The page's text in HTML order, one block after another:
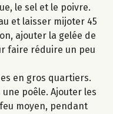
le sel et le poivre.
et laisser mijoter 45
ajouter la gelée de
faire réduire un peu
en gros quartiers.
poêle. Ajouter les
moyen, pendant